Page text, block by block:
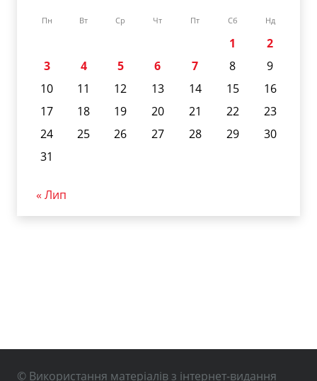
Пн Вт Ср Чт Пт Сб Нд
1
2
3
4 5 6 7 8
9
10
11 12 13 14 15
16
17
18 19 20 21 22
23
24
25 26 27 28 29
30
31
« Лип
© Використання матеріалів з інтернет-видання